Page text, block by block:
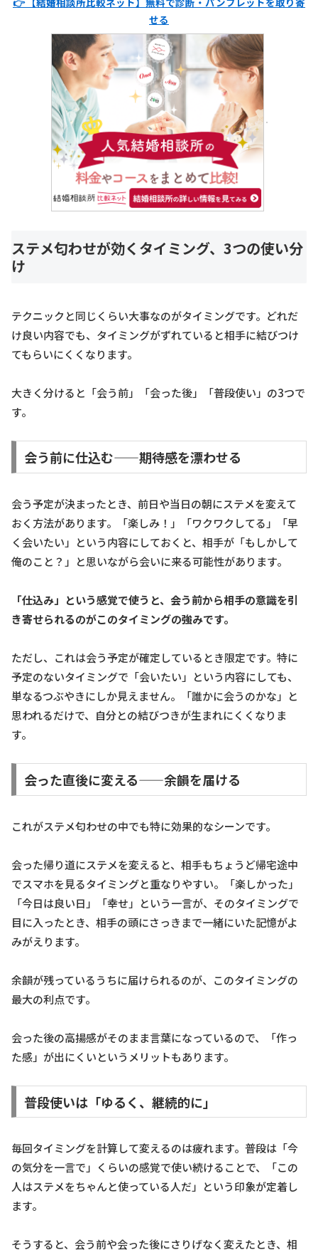
せる
ステメ匂わせが効くタイミング、3つの使い分
け
テクニックと同じくらい大事なのがタイミングです。どれだ
け良い内容でも、タイミングがずれていると相手に結びつけ
てもらいにくくなります。
大きく分けると「会う前」「会った後」「普段使い」の3つで
す。
会う前に仕込む——期待感を漂わせる
会う予定が決まったとき、前日や当日の朝にステメを変えて
おく方法があります。「楽しみ！」「ワクワクしてる」「早
く会いたい」という内容にしておくと、相手が「もしかして
俺のこと？」と思いながら会いに来る可能性があります。
「仕込み」という感覚で使うと、会う前から相手の意識を引
き寄せられるのがこのタイミングの強みです。
ただし、これは会う予定が確定しているとき限定です。特に
予定のないタイミングで「会いたい」という内容にしても、
単なるつぶやきにしか見えません。「誰かに会うのかな」と
思われるだけで、自分との結びつきが生まれにくくなりま
す。
会った直後に変える——余韻を届ける
これがステメ匂わせの中でも特に効果的なシーンです。
会った帰り道にステメを変えると、相手もちょうど帰宅途中
でスマホを見るタイミングと重なりやすい。「楽しかった」
「今日は良い日」「幸せ」という一言が、そのタイミングで
目に入ったとき、相手の頭にさっきまで一緒にいた記憶がよ
みがえります。
余韻が残っているうちに届けられるのが、このタイミングの
最大の利点です。
会った後の高揚感がそのまま言葉になっているので、「作っ
た感」が出にくいというメリットもあります。
普段使いは「ゆるく、継続的に」
毎回タイミングを計算して変えるのは疲れます。普段は「今
の気分を一言で」くらいの感覚で使い続けることで、「この
人はステメをちゃんと使っている人だ」という印象が定着し
ます。
そうすると、会う前や会った後にさりげなく変えたとき、相